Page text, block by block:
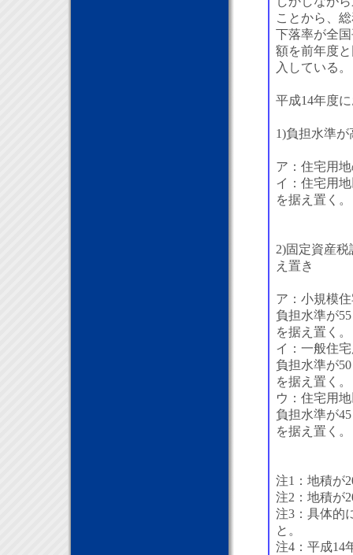
ことから、
下落率が全
額を前年度
入している。
平成14年度
1)負担水準
ア：住宅用
イ：住宅用
を据え置く。
2)固定資産
え置き
ア：小規模
負担水準が
を据え置く。
イ：一般住
負担水準が
を据え置く。
ウ：住宅用
負担水準が
を据え置く。
注1：地積が
注2：地積が
注3：具体的
と。
注4：平成14